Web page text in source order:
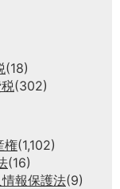
(18)
(302)
権(1,102)
(16)
報保護法(9)